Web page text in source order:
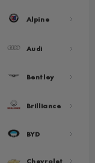
Alpine
Audi
Bentley
Brilliance
BYD